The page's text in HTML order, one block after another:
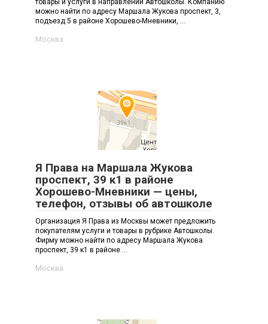
товары и услуги в направлении Автошколы. Компанию
можно найти по адресу Маршала Жукова проспект, 3,
подъезд 5 в районе Хорошево-Мневники, ...
Москва
Я Права на Маршала Жукова
проспект, 39 к1 в районе
Хорошево-Мневники — цены,
телефон, отзывы об автошколе
Организация Я Права из Москвы может предложить
покупателям услуги и товары в рубрике Автошколы.
Фирму можно найти по адресу Маршала Жукова
проспект, 39 к1 в районе ...
Москва